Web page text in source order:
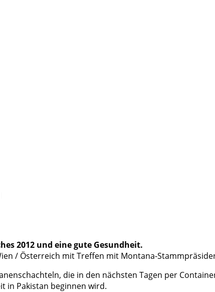
2012 und eine gute Gesundheit.
/ Österreich mit Treffen mit Montana-
die in den nächsten Tagen per
in Pakistan beginnen wird.